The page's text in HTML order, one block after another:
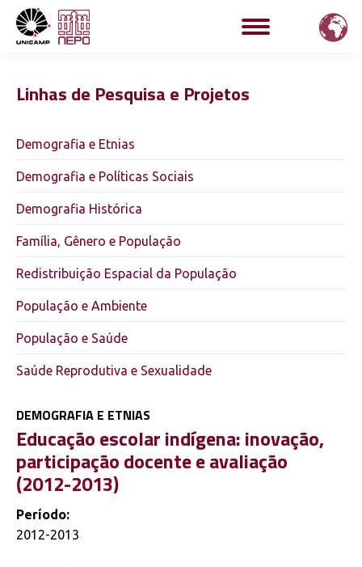
Linhas de Pesquisa e Projetos
Demografia e Etnias
Demografia e Políticas Sociais
Demografia Histórica
Família, Gênero e População
Redistribuição Espacial da População
População e Ambiente
População e Saúde
Saúde Reprodutiva e Sexualidade
DEMOGRAFIA E ETNIAS
Educação escolar indígena: inovação,
participação docente e avaliação
(2012-2013)
Período:
2012-2013